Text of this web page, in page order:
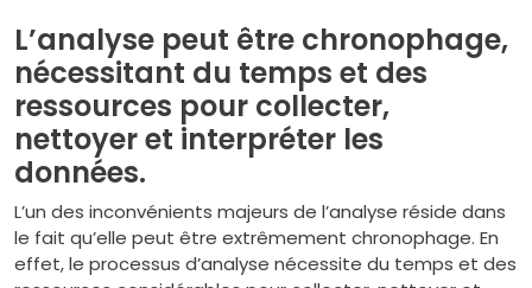
L’analyse peut être chronophage,
nécessitant du temps et des
ressources pour collecter,
nettoyer et interpréter les
données.
L’un des inconvénients majeurs de l’analyse réside dans
le fait qu’elle peut être extrêmement chronophage. En
effet, le processus d’analyse nécessite du temps et des